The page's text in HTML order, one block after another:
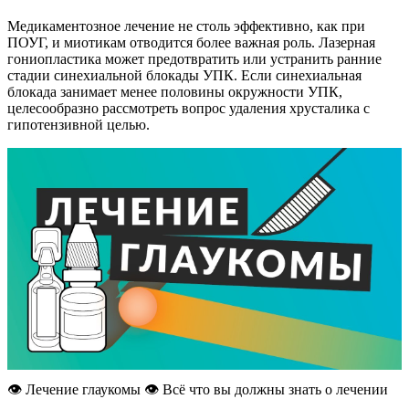
Медикаментозное лечение не столь эффективно, как при
ПОУГ, и миотикам отводится более важная роль. Лазерная
гониопластика может предотвратить или устранить ранние
стадии синехиальной блокады УПК. Если синехиальная
блокада занимает менее половины окружности УПК,
целесообразно рассмотреть вопрос удаления хрусталика с
гипотензивной целью.
👁️ Лечение глаукомы 👁️ Всё что вы должны знать о лечении